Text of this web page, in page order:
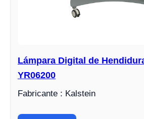
Lámpara Digital de
YR06200
Fabricante : Kalstein